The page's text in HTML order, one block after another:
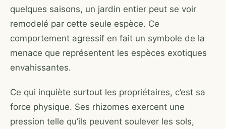
quelques saisons, un jardin entier peut se voir
remodelé par cette seule espèce. Ce
comportement agressif en fait un symbole de la
menace que représentent les espèces exotiques
envahissantes.
Ce qui inquiète surtout les propriétaires, c’est sa
force physique. Ses rhizomes exercent une
pression telle qu’ils peuvent soulever les sols,